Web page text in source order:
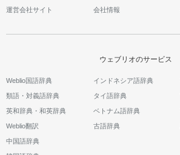
運営会社サイト 会社情報
ウェブリオのサービス
Weblio国語辞典
類語・対義語辞典
英和辞典・和英辞典
Weblio翻訳
中国語辞典
インドネシア語辞典
タイ語辞典
ベトナム語辞典
古語辞典